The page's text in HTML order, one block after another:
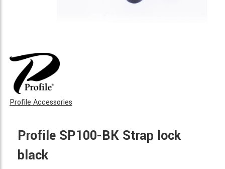
Profile Accessories
Profile SP100-BK Strap lock
black